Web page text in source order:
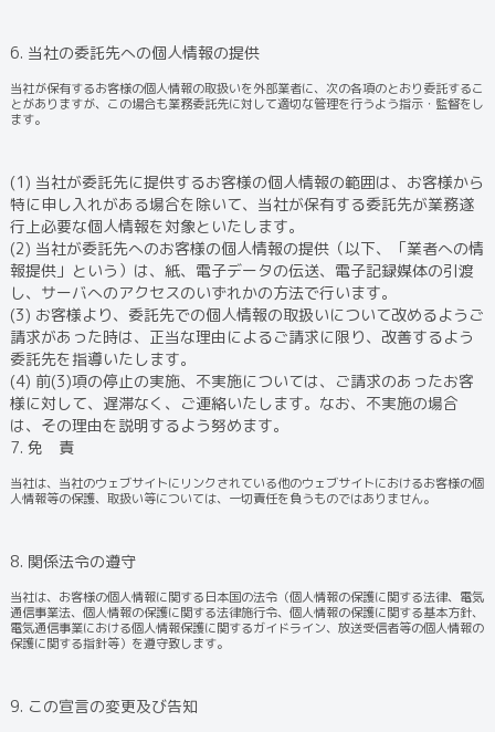
6. 当社の委託先への個人情報の提供
当社が保有するお客様の個人情報の取扱いを外部業者に、次の各項のとおり委託するこ
とがありますが、この場合も業務委託先に対して適切な管理を行うよう指示・監督をし
ます。
(1) 当社が委託先に提供するお客様の個人情報の範囲は、お客様から
特に申し入れがある場合を除いて、当社が保有する委託先が業務遂
行上必要な個人情報を対象といたします。
(2) 当社が委託先へのお客様の個人情報の提供（以下、「業者への情
報提供」という）は、紙、電子データの伝送、電子記録媒体の引渡
し、サーバへのアクセスのいずれかの方法で行います。
(3) お客様より、委託先での個人情報の取扱いについて改めるようご
請求があった時は、正当な理由によるご請求に限り、改善するよう
委託先を指導いたします。
(4) 前(3)項の停止の実施、不実施については、ご請求のあったお客
様に対して、遅滞なく、ご連絡いたします。なお、不実施の場合
は、その理由を説明するよう努めます。
7. 免 責
当社は、当社のウェブサイトにリンクされている他のウェブサイトにおけるお客様の個
人情報等の保護、取扱い等については、一切責任を負うものではありません。
8. 関係法令の遵守
当社は、お客様の個人情報に関する日本国の法令（個人情報の保護に関する法律、電気
通信事業法、個人情報の保護に関する法律施行令、個人情報の保護に関する基本方針、
電気通信事業における個人情報保護に関するガイドライン、放送受信者等の個人情報の
保護に関する指針等）を遵守致します。
9. この宣言の変更及び告知